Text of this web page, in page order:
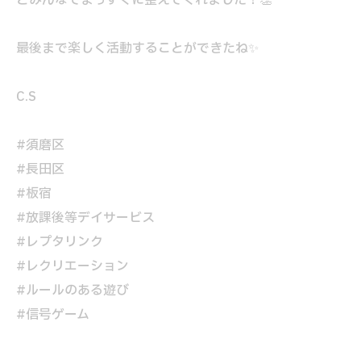
最後まで楽しく活動することができたね✨
C.S
#須磨区
#長田区
#板宿
#放課後等デイサービス
#レプタリンク
#レクリエーション
#ルールのある遊び
#信号ゲーム